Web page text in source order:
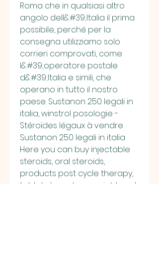
Roma che in qualsiasi altro
angolo dell&#39;Italia il prima
possibile, perché per la
consegna utilizziamo solo
corrieri comprovati, come
l&#39;operatore postale
d&#39;Italia e simili, che
operano in tutto il nostro
paese. Sustanon 250 legali in
italia, winstrol posologie -
Stéroïdes légaux à vendre
Sustanon 250 legali in italia
Here you can buy injectable
steroids, oral steroids,
products post cycle therapy,
tablets to reduce weight and